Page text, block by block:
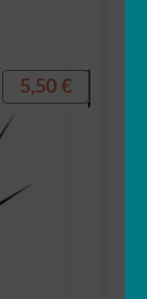
5,50 €